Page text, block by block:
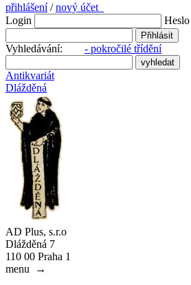
přihlášení/nový účet
Login
Heslo
Vyhledávání: - pokročilé třídění
Antikvariát
Dlážděná
AD Plus, s.r.o
Dlážděná 7
110 00 Praha 1
menu
→